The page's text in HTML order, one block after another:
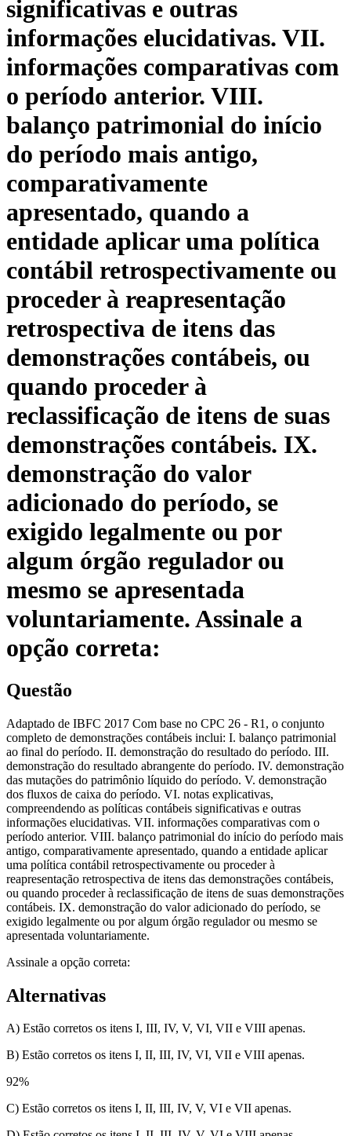
significativas e outras
informações elucidativas. VII.
informações comparativas com
o período anterior. VIII.
balanço patrimonial do início
do período mais antigo,
comparativamente
apresentado, quando a
entidade aplicar uma política
contábil retrospectivamente ou
proceder à reapresentação
retrospectiva de itens das
demonstrações contábeis, ou
quando proceder à
reclassificação de itens de suas
demonstrações contábeis. IX.
demonstração do valor
adicionado do período, se
exigido legalmente ou por
algum órgão regulador ou
mesmo se apresentada
voluntariamente. Assinale a
opção correta:
Questão
Adaptado de IBFC 2017 Com base no CPC 26 - R1, o conjunto
completo de demonstrações contábeis inclui: I. balanço patrimonial
ao final do período. II. demonstração do resultado do período. III.
demonstração do resultado abrangente do período. IV. demonstração
das mutações do patrimônio líquido do período. V. demonstração
dos fluxos de caixa do período. VI. notas explicativas,
compreendendo as políticas contábeis significativas e outras
informações elucidativas. VII. informações comparativas com o
período anterior. VIII. balanço patrimonial do início do período mais
antigo, comparativamente apresentado, quando a entidade aplicar
uma política contábil retrospectivamente ou proceder à
reapresentação retrospectiva de itens das demonstrações contábeis,
ou quando proceder à reclassificação de itens de suas demonstrações
contábeis. IX. demonstração do valor adicionado do período, se
exigido legalmente ou por algum órgão regulador ou mesmo se
apresentada voluntariamente.
Assinale a opção correta:
Alternativas
A) Estão corretos os itens I, III, IV, V, VI, VII e VIII apenas.
B) Estão corretos os itens I, II, III, IV, VI, VII e VIII apenas.
92%
C) Estão corretos os itens I, II, III, IV, V, VI e VII apenas.